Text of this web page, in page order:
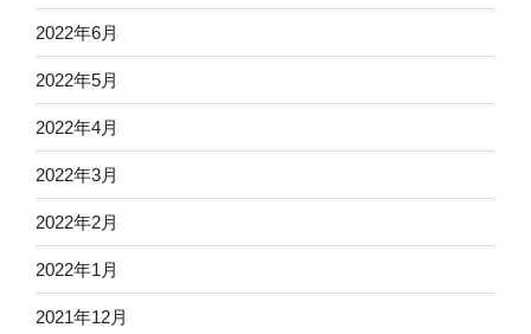
2022年6月
2022年5月
2022年4月
2022年3月
2022年2月
2022年1月
2021年12月